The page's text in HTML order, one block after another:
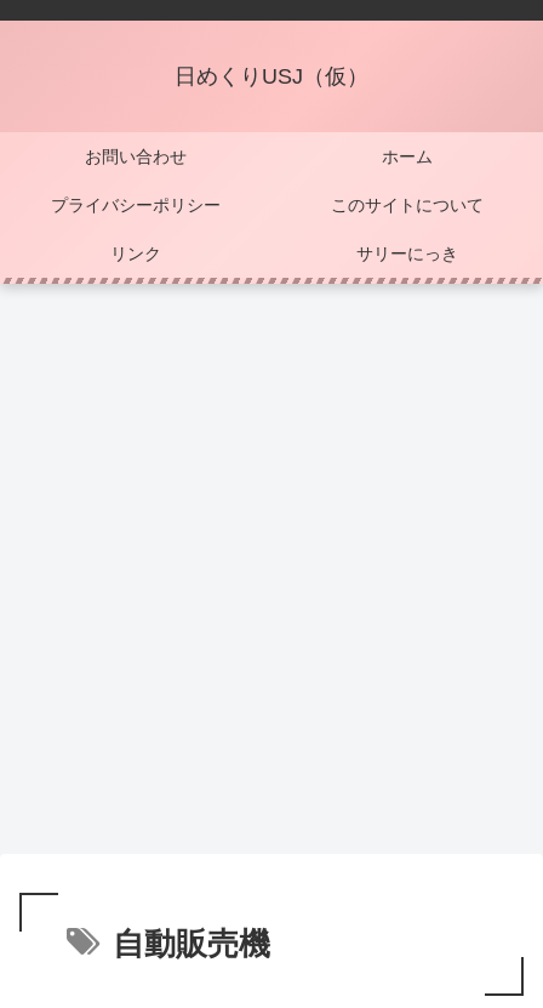
日めくりUSJ（仮）
お問い合わせ ホーム
プライバシーポリシー このサイトについて
リンク サリーにっき
自動販売機